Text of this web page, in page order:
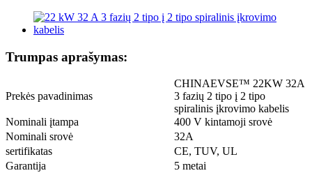
Trumpas aprašymas:
Prekės pavadinimas
CHINAEVSE™️ 22KW 32A
3 fazių 2 tipo į 2 tipo
spiralinis įkrovimo kabelis
Nominali įtampa
400 V kintamoji srovė
Nominali srovė
32A
sertifikatas
CE, TUV, UL
Garantija
5 metai